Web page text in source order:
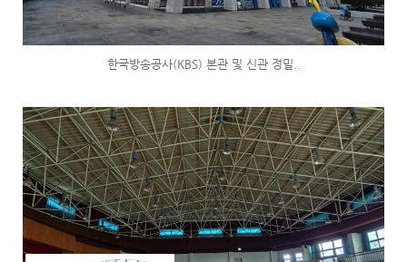
한국방송공사(KBS) 본관 및 신관 정밀..